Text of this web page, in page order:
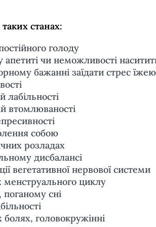
станах:
голоду
апетиті чи неможливості
бажанні заїдати стрес їжею
лабільності
втомлюваності
собою
розладах
дисбалансі
вегетативної нервової системи
менструального циклу
поганому сні
болях, головокружінні